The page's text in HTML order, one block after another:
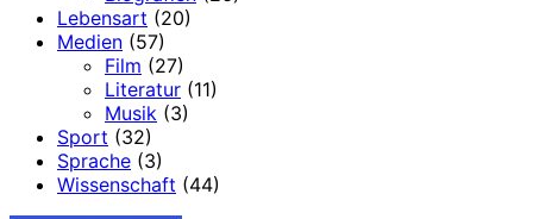
Lebensart (20)
Medien (57)
Film (27)
Literatur (11)
Musik (3)
Sport (32)
Sprache (3)
Wissenschaft (44)